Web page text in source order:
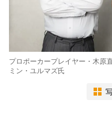
プロポーカープレイヤー・木原
ミン・ユルマズ氏